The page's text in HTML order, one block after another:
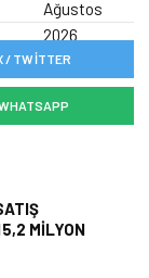
/ TWITTER
MILYON